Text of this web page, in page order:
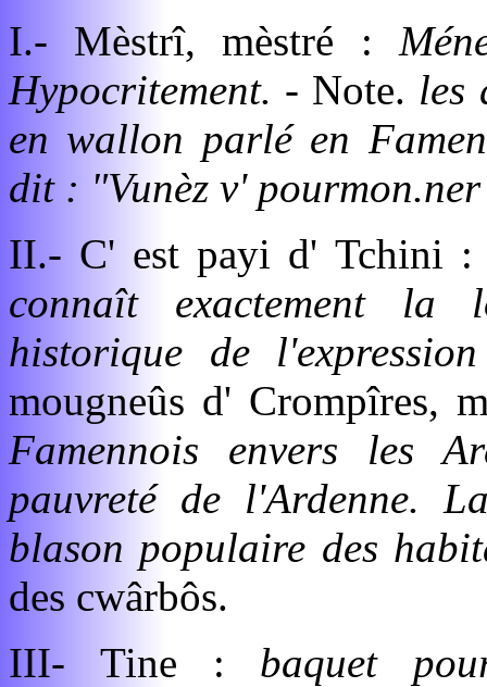
I.- Mèstrî, mèstré :
Hypocritement. - Note. les
en wallon parlé en
dit : "Vunèz v'
II.- C' est payi d' Tchini
connaît exactement la
historique de
mougneûs d' Crompîres,
Famennois envers les
pauvreté de l'Ardenne.
blason populaire des
des cwârbôs.
III- Tine : baquet